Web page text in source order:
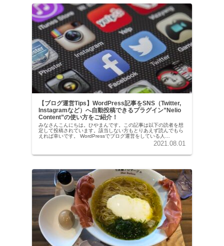
【ブログ運営Tips】WordPress記事をSNS（Twitter,
Instagramなど）へ自動投稿できるプラグイン”Nelio
Content”の使い方をご紹介！
みなさんこんにちは。ひやまんです。この記事は以下の読者を想
定して投稿されています。該当しない方もとりあえず読んでもら
えれば幸いです。 WordPressでブログ運営をしている人
2021.08.01